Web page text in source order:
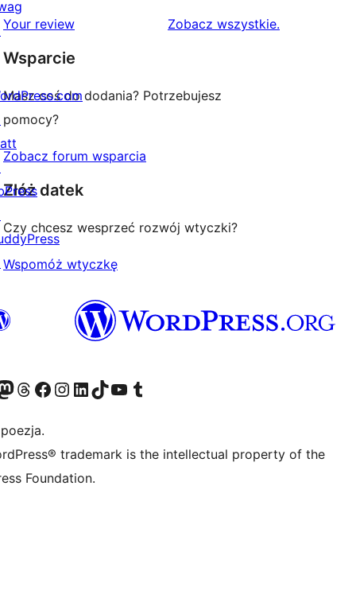
1-
Your review Zobacz wszystkierecenzje
.
Wsparcie
Masz coś do dodania? Potrzebujesz
pomocy?
Zobacz forum wsparcia
Złóż datek
Czy chcesz wesprzeć rozwój wtyczki?
Wspomóż wtyczkę
Twitter)
konto Bluesky
nasze konto na Mastodoncie
Odwiedź naszego Threadsa
Odwiedź naszego Facebooka
Odwiedź nasze konto na Instagramie
Odwiedź nasze konto na LinkedIn
Odwiedź naszego TikToka
Odwiedź nasz kanał YouTube
Odwiedź naszego Tumblra
trademark is the intellectual property of the
Foundation.